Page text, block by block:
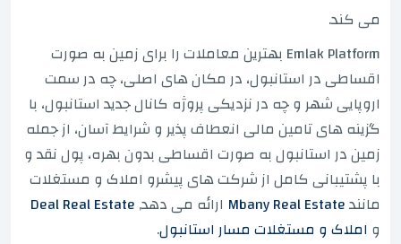
می کند.
Emlak Platform بهترین معاملات را برای زمین به صورت
اقساطی در استانبول، در مکان های اصلی، چه در سمت
اروپایی شهر و چه در نزدیکی پروژه کانال جدید استانبول، با
گزینه های تامین مالی انعطاف پذیر و شرایط آسان، از جمله
زمین در استانبول به صورت اقساطی بدون بهره، پول نقد و
با پشتیبانی کامل از شرکت های پیشرو املاک و مستغلات
مانندMbany Real Estate ارائه می دهد,
Deal Real Estate
و املاک و مستغلات مسار استانبول.